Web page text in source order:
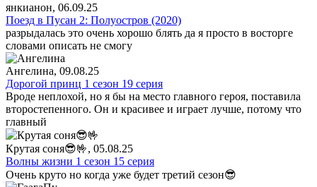
янкианон, 06.09.25
Поезд в Пусан 2: Полуостров (2020)
разрыдалась это очень хорошо блять да я просто в восторге
словами описать не смогу
Ангелина, 09.08.25
Дорогой принц 1 сезон 19 серия
Вроде неплохой, но я бы на место главного героя, поставила
второстепенного. Он и красивее и играет лучше, потому что
главный
Крутая соня😎🤟, 05.08.25
Волны жизни 1 сезон 15 серия
Очень круто но когда уже будет третий сезон😎